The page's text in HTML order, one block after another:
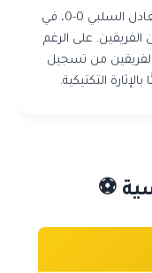
انتهت مباراة الحسين إربد والوحدات بالتعادل السلبي 0-0، في
الفريقين. على الرغم
من تسجيل
التكتيكية.
⚽